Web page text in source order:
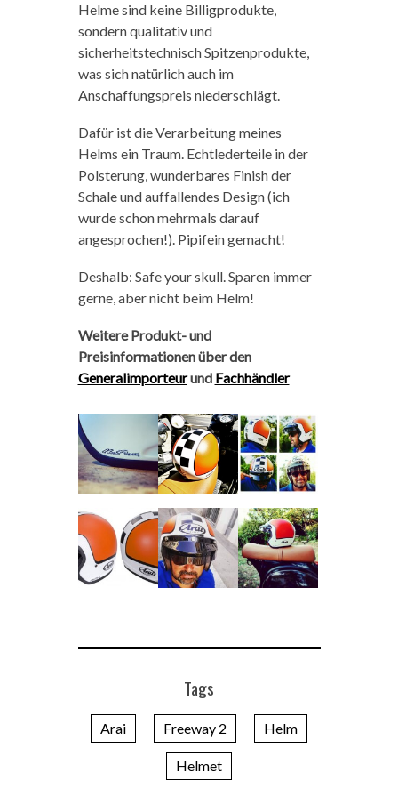
Helme sind keine Billigprodukte,
sondern qualitativ und
sicherheitstechnisch Spitzenprodukte,
was sich natürlich auch im
Anschaffungspreis niederschlägt.
Dafür ist die Verarbeitung meines
Helms ein Traum. Echtlederteile in der
Polsterung, wunderbares Finish der
Schale und auffallendes Design (ich
wurde schon mehrmals darauf
angesprochen!). Pipifein gemacht!
Deshalb: Safe your skull. Sparen immer
gerne, aber nicht beim Helm!
Weitere Produkt- und
Preisinformationen über den
Generalimporteurund Fachhändler
Tags
Arai Freeway 2 Helm
Helmet